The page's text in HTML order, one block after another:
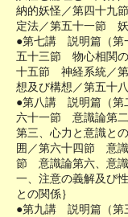
納的妖怪／第四十九
定法／第五十一節 妖
●第七講 説明篇（
五十三節 物心相関
十五節 神経系統／
想及び構想／第五十
●第八講 説明篇（
六十一節 意識論第
第三、心力と意識と
囲／第六十四節 意
節 意識論第六、意
一、注意の義解及び
との関係｝
●第九講 説明篇（